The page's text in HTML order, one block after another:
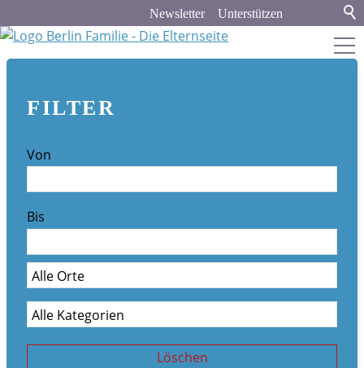
Unterstützen
Newsletter
Werbung und Kooperation
Stadt & Land
Bildung
Politik & Gesellschaft
FILTER
Von
Bis
Löschen